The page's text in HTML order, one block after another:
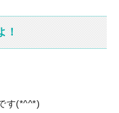
！
す(*^^*)